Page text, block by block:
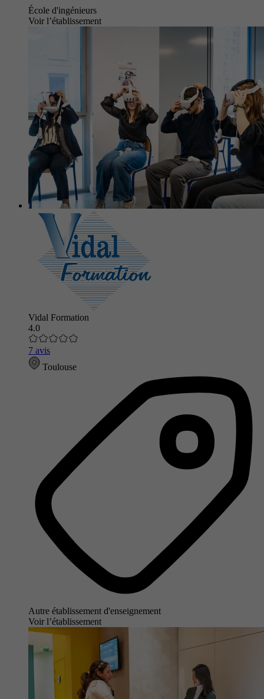
École d'ingénieurs
Voir l’établissement
Vidal Formation
4.0
7 avis
Toulouse
Autre établissement d'enseignement
Voir l’établissement